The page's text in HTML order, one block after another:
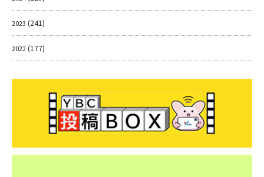
2023 (241)
2022(177)